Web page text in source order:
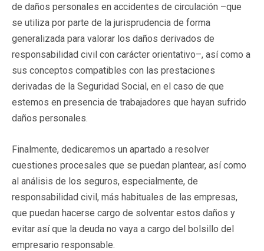
de daños personales en accidentes de circulación –que
se utiliza por parte de la jurisprudencia de forma
generalizada para valorar los daños derivados de
responsabilidad civil con carácter orientativo–, así como a
sus conceptos compatibles con las prestaciones
derivadas de la Seguridad Social, en el caso de que
estemos en presencia de trabajadores que hayan sufrido
daños personales.
Finalmente, dedicaremos un apartado a resolver
cuestiones procesales que se puedan plantear, así como
al análisis de los seguros, especialmente, de
responsabilidad civil, más habituales de las empresas,
que puedan hacerse cargo de solventar estos daños y
evitar así que la deuda no vaya a cargo del bolsillo del
empresario responsable.